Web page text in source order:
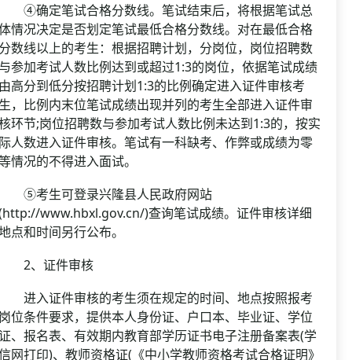
确定笔试合格分数线。笔试结束后，将根据笔试总
情况决定是否划定笔试最低合格分数线。对在最低合格
数线以上的考生：根据招聘计划，分岗位，岗位招聘数
参加考试人数比例达到或超过1:3的岗位，依据笔试成绩
高分到低分按招聘计划1:3的比例确定进入证件审核考
，比例内末位笔试成绩出现并列的考生全部进入证件审
环节;岗位招聘数与参加考试人数比例未达到1:3的，按实
人数进入证件审核。笔试有一科缺考、作弊或成绩为零
情况的不得进入面试。
考生可登录兴隆县人民政府网站
www.hbxl.gov.cn/)查询笔试成绩。证件审核详细
点和时间另行公布。
、证件审核
入证件审核的考生须在规定的时间、地点按照报考
位条件要求，提供本人身份证、户口本、毕业证、学位
、报名表、有效期内教育部学历证书电子注册备案表(学
网打印)、教师资格证(《中小学教师资格考试合格证明》